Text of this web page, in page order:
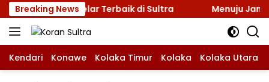
Langsung
ke
konten
Breaking News
Incar Gelar Terbaik di Sultra Menuju Jamnas
Kendari Konawe Kolaka Timur Kolaka Kolaka Utara